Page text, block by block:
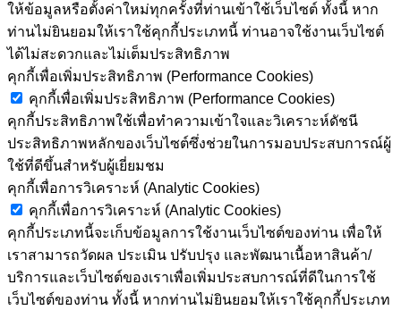
ให้ข้อมูลหรือตั้งค่าใหม่ทุกครั้งที่ท่านเข้าใช้เว็บไซต์ ทั้งนี้ หาก
ท่านไม่ยินยอมให้เราใช้คุกกี้ประเภทนี้ ท่านอาจใช้งานเว็บไซต์
ได้ไม่สะดวกและไม่เต็มประสิทธิภาพ
คุกกี้เพื่อเพิ่มประสิทธิภาพ (Performance Cookies)
คุกกี้เพื่อเพิ่มประสิทธิภาพ (Performance Cookies)
คุกกี้ประสิทธิภาพใช้เพื่อทำความเข้าใจและวิเคราะห์ดัชนี
ประสิทธิภาพหลักของเว็บไซต์ซึ่งช่วยในการมอบประสบการณ์ผู้
ใช้ที่ดีขึ้นสำหรับผู้เยี่ยมชม
คุกกี้เพื่อการวิเคราะห์ (Analytic Cookies)
คุกกี้เพื่อการวิเคราะห์ (Analytic Cookies)
คุกกี้ประเภทนี้จะเก็บข้อมูลการใช้งานเว็บไซต์ของท่าน เพื่อให้
เราสามารถวัดผล ประเมิน ปรับปรุง และพัฒนาเนื้อหาสินค้า/
บริการและเว็บไซต์ของเราเพื่อเพิ่มประสบการณ์ที่ดีในการใช้
เว็บไซต์ของท่าน ทั้งนี้ หากท่านไม่ยินยอมให้เราใช้คุกกี้ประเภท